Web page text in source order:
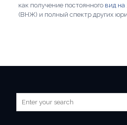
как получение постоянного вид на
(ВНЖ) и полный спектр других